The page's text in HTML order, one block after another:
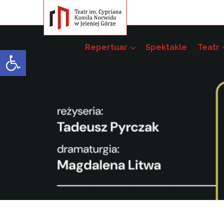
Open toolbar Repertuar Spektakle Teatr
Pakiet szkoleń